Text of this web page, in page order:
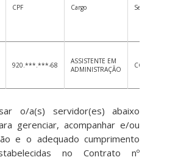
CPF Cargo Setor
920.***.***-68
ASSISTENTE EM
ADMINISTRAÇÃO
CCE
o/a(s) servidor(es) abaixo
gerenciar, acompanhar e/ou
e o adequado cumprimento
no Contrato nº